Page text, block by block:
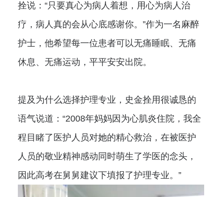
拴说：“只要真心为病人着想，用心为病人治
疗，病人真的会从心底感谢你。”作为一名麻醉
护士，他希望每一位患者可以无痛睡眠、无痛
休息、无痛运动，平平安安出院。
提及为什么选择护理专业，史金拴用很诚恳的
语气说道：“2008年妈妈因为心肌炎住院，我全
程目睹了医护人员对她的精心救治，在被医护
人员的敬业精神感动同时萌生了学医的念头，
因此高考在舅舅建议下填报了护理专业。”